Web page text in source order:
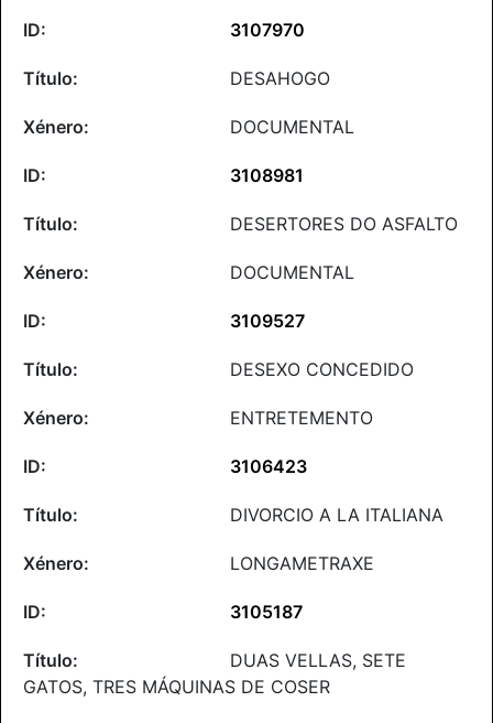
3107970
DESAHOGO
DOCUMENTAL
3108981
DESERTORES DO ASFALTO
DOCUMENTAL
3109527
DESEXO CONCEDIDO
ENTRETEMENTO
3106423
DIVORCIO A LA ITALIANA
LONGAMETRAXE
3105187
DUAS VELLAS, SETE
GATOS, TRES MÁQUINAS DE COSER